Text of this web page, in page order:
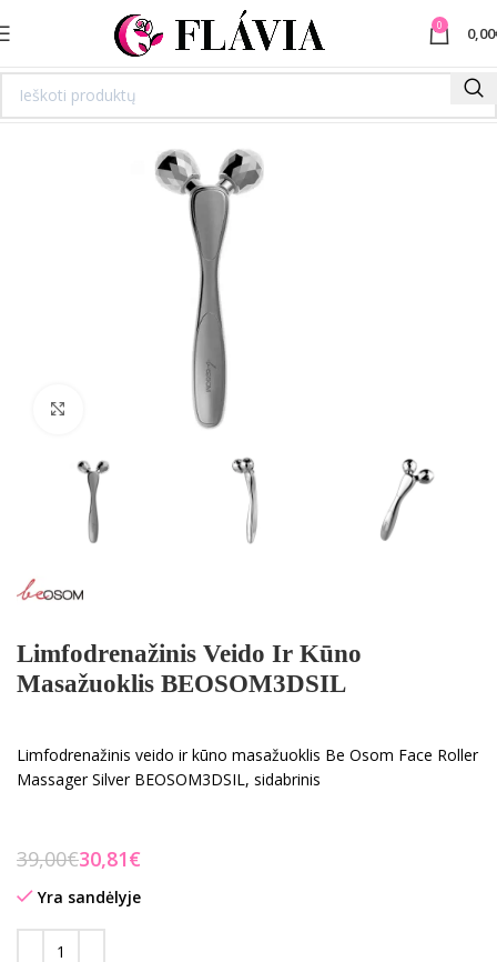
0 0,00
Spustelėkite norėdami padidinti
Limfodrenažinis Veido Ir Kūno
Masažuoklis BEOSOM3DSIL
Limfodrenažinis veido ir kūno masažuoklis Be Osom Face Roller
Massager Silver BEOSOM3DSIL, sidabrinis
39,00€30,81€
Yra sandėlyje